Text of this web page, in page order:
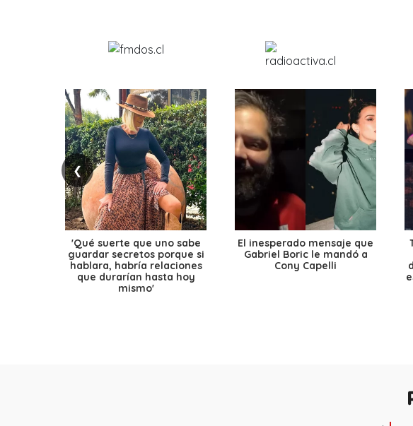
❮
'Qué suerte que uno sabe
guardar secretos porque si
hablara, habría relaciones
que durarían hasta hoy
mismo'
El inesperado mensaje que
Gabriel Boric le mandó a
Cony Capelli